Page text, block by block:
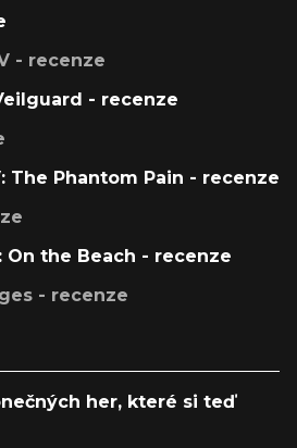
- recenze
- recenze
The Phantom Pain - recenze
On the Beach - recenze
- recenze
her, které si teď